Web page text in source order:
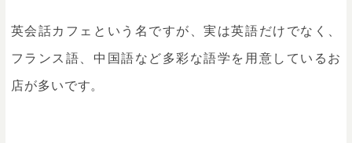
英会話カフェという名ですが、実は英語だけでなく、
フランス語、中国語など多彩な語学を用意しているお
店が多いです。